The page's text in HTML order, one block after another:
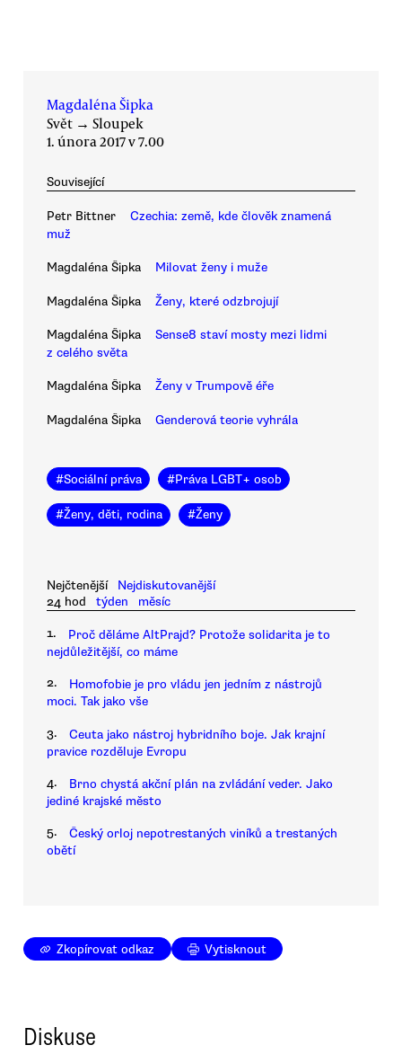
Magdaléna Šipka
Svět → Sloupek
1. února 2017 v 7.00
Související
Petr Bittner
Czechia: země, kde člověk znamená
muž
Magdaléna Šipka Milovat ženy i muže
Magdaléna Šipka Ženy, které odzbrojují
Magdaléna Šipka
Sense8 staví mosty mezi lidmi
z celého světa
Magdaléna Šipka Ženy v Trumpově éře
Magdaléna Šipka Genderová teorie vyhrála
#Sociální práva #Práva LGBT+ osob
#Ženy, děti, rodina #Ženy
Nejčtenější
Nejdiskutovanější
24 hod
týden měsíc
1.
Proč děláme AltPrajd? Protože solidarita je to
nejdůležitější, co máme
2.
Homofobie je pro vládu jen jedním z nástrojů
moci. Tak jako vše
3.
Ceuta jako nástroj hybridního boje. Jak krajní
pravice rozděluje Evropu
4.
Brno chystá akční plán na zvládání veder. Jako
jediné krajské město
5.
Český orloj nepotrestaných viníků a trestaných
obětí
Zkopírovat odkaz Vytisknout
Diskuse